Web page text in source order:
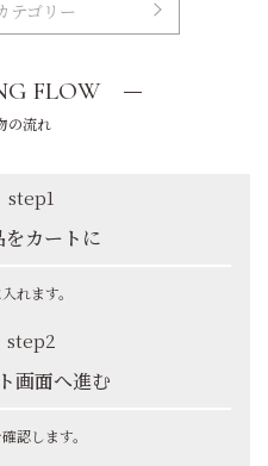
テゴリー
FLOW
の流れ
step1
をカートに
れます。
step2
画面へ進む
認します。